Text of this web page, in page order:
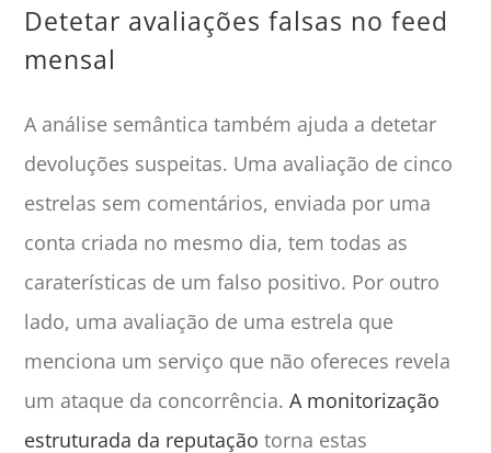
Detetar avaliações falsas no feed
mensal
A análise semântica também ajuda a detetar
devoluções suspeitas. Uma avaliação de cinco
estrelas sem comentários, enviada por uma
conta criada no mesmo dia, tem todas as
caraterísticas de um falso positivo. Por outro
lado, uma avaliação de uma estrela que
menciona um serviço que não ofereces revela
um ataque da concorrência.A monitorização
estruturada da reputação torna estas